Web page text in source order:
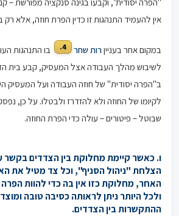
אין להעמיד התנהגות זו כדין הפרת חוזה, אלא
במקום אחר בענייןרות שחר 4.
בו התנהגות
לשיבוש מהלך העבודה אצל המעסיק, קבע בית
ב"הפרה יסודית" של חוזה העבודה ועל המעסיק
לקיומו של החוזה ולא להזדרז ולבטלו. על כן,
שבוטל – פיטורים – עולה כדי הפרת החוזה.
ו. כאשר קיימת מחלוקת בין הצדדים
הצלחת "ניהול הסניף", וכל צד מטיל את
האחר, מחלוקת כזו אין בה כדי להוות
ולכל היותר ניתן לראותה כסיבה טובה
ההתקשרות בין הצדדים.